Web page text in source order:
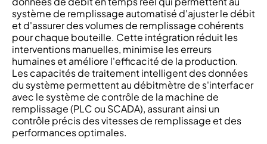
système de remplissage automatisé d'ajuster le débit
et d'assurer des volumes de remplissage cohérents
pour chaque bouteille. Cette intégration réduit les
interventions manuelles, minimise les erreurs
humaines et améliore l'efficacité de la production.
Les capacités de traitement intelligent des données
du système permettent au débitmètre de s'interfacer
avec le système de contrôle de la machine de
remplissage (PLC ou SCADA), assurant ainsi un
contrôle précis des vitesses de remplissage et des
performances optimales.